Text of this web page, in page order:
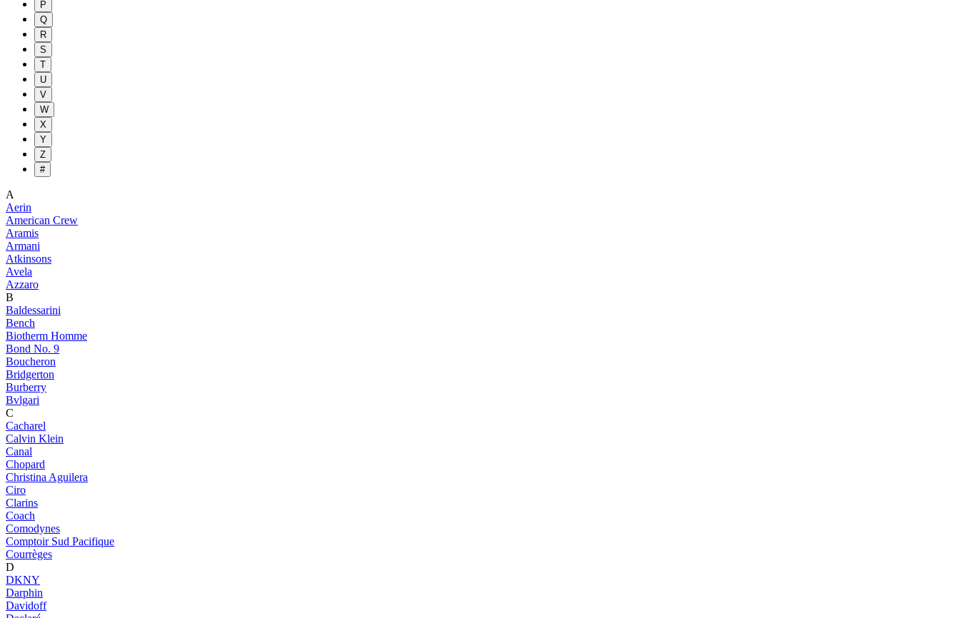
P
Q
R
S
T
U
V
W
X
Y
Z
#
A
Aerin
American Crew
Aramis
Armani
Atkinsons
Avela
Azzaro
B
Baldessarini
Bench
Biotherm Homme
Bond No. 9
Boucheron
Bridgerton
Burberry
Bvlgari
C
Cacharel
Calvin Klein
Canal
Chopard
Christina Aguilera
Ciro
Clarins
Coach
Comodynes
Comptoir Sud Pacifique
Courrèges
D
DKNY
Darphin
Davidoff